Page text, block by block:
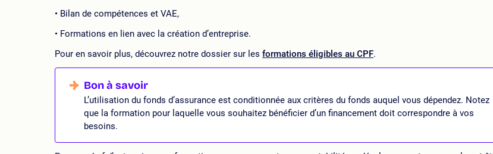
Bilan de compétences et VAE,
Formations en lien avec la création d’entreprise.
Pour en savoir plus, découvrez notre dossier sur les formations éligibles au CPF.
L’utilisation du fonds d’assurance est conditionnée aux critères du fonds auquel vous dépendez. Notez
que la formation pour laquelle vous souhaitez bénéficier d’un financement doit correspondre à vos
besoins.